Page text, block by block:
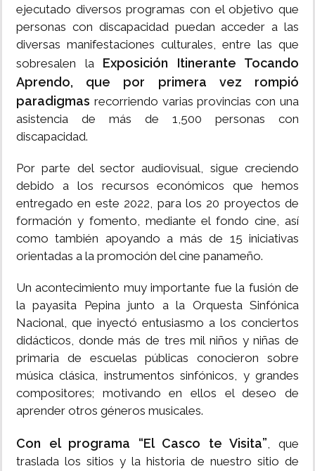
ejecutado diversos programas con el objetivo que
personas con discapacidad puedan acceder a las
diversas manifestaciones culturales, entre las que
sobresalen la Exposición Itinerante Tocando
Aprendo, que por primera vez rompió
paradigmas recorriendo varias provincias con una
asistencia de más de 1,500 personas con
discapacidad.
Por parte del sector audiovisual, sigue creciendo
debido a los recursos económicos que hemos
entregado en este 2022, para los 20 proyectos de
formación y fomento, mediante el fondo cine, así
como también apoyando a más de 15 iniciativas
orientadas a la promoción del cine panameño.
Un acontecimiento muy importante fue la fusión de
la payasita Pepina junto a la Orquesta Sinfónica
Nacional, que inyectó entusiasmo a los conciertos
didácticos, donde más de tres mil niños y niñas de
primaria de escuelas públicas conocieron sobre
música clásica, instrumentos sinfónicos, y grandes
compositores; motivando en ellos el deseo de
aprender otros géneros musicales.
Con el programa “El Casco te Visita”, que
traslada los sitios y la historia de nuestro sitio de